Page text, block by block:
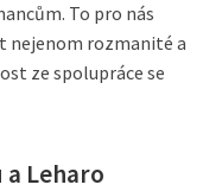
To pro nás
nejenom rozmanité a
ze spolupráce se
Leharo